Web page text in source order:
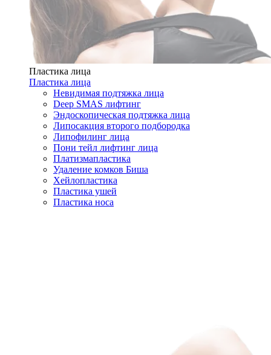
Пластика лица
Пластика лица
Невидимая подтяжка лица
Deep SMAS лифтинг
Эндоскопическая подтяжка лица
Липосакция второго подбородка
Липофилинг лица
Пони тейл лифтинг лица
Платизмапластика
Удаление комков Биша
Хейлопластика
Пластика ушей
Пластика носа